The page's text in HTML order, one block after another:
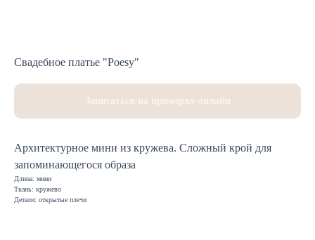
Свадебное платье "Poesy"
Записаться на примерку онлайн
Архитектурное мини из кружева. Сложный крой для
запоминающегося образа
Длина: мини
Ткань: кружево
Детали: открытые плечи